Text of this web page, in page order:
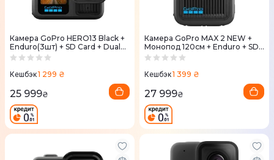
Камера GoPro HERO13 Black +
Enduro(3шт) + SD Card + Dual
Battery Charger + Сase
Кешбэк1 299 ₴
25 999₴
Камера GoPro MAX 2 NEW +
Монопод 120см + Enduro + SD
Card (CHDFZ-311-RW)
Кешбэк1 399 ₴
27 999₴